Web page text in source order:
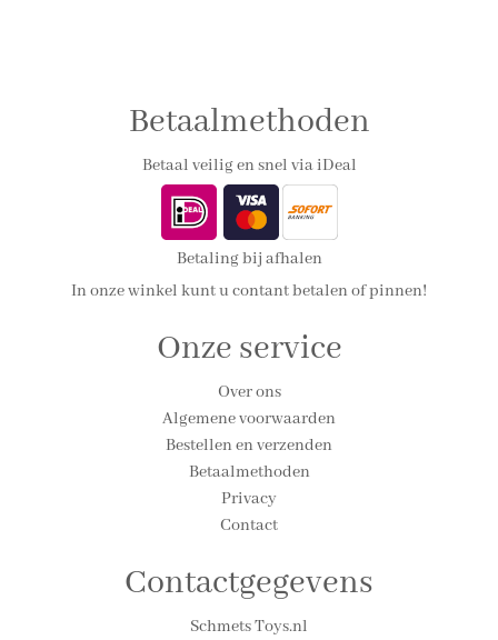
Betaalmethoden
Betaal veilig en snel via iDeal
Betaling bij afhalen
In onze winkel kunt u contant betalen of pinnen!
Onze service
Over ons
Algemene voorwaarden
Bestellen en verzenden
Betaalmethoden
Privacy
Contact
Contactgegevens
Schmets Toys.nl